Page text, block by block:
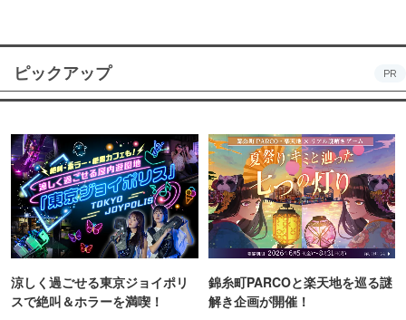
ピックアップ PR
涼しく過ごせる東京ジョイポリ
スで絶叫＆ホラーを満喫！
錦糸町PARCOと楽天地を巡る謎
解き企画が開催！